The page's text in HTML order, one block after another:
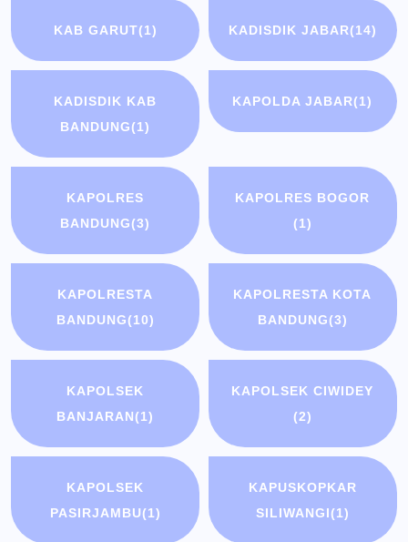
KAB GARUT(1) KADISDIK JABAR(14)
KADISDIK KAB
BANDUNG(1)
KAPOLDA JABAR(1)
KAPOLRES
BANDUNG(3)
KAPOLRES BOGOR
(1)
KAPOLRESTA
BANDUNG(10)
KAPOLRESTA KOTA
BANDUNG(3)
KAPOLSEK
BANJARAN(1)
KAPOLSEK CIWIDEY
(2)
KAPOLSEK
PASIRJAMBU(1)
KAPUSKOPKAR
SILIWANGI(1)